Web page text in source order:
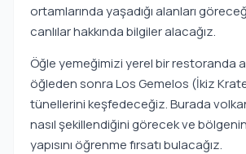
ortamlarında yaşadığı alanları
canlılar hakkında bilgiler alacağız.
Öğle yemeğimizi yerel bir restoranda
öğleden sonra Los Gemelos (İkiz
tünellerini keşfedeceğiz. Burada
nasıl şekillendiğini görecek ve
yapısını öğrenme fırsatı bulacağız.